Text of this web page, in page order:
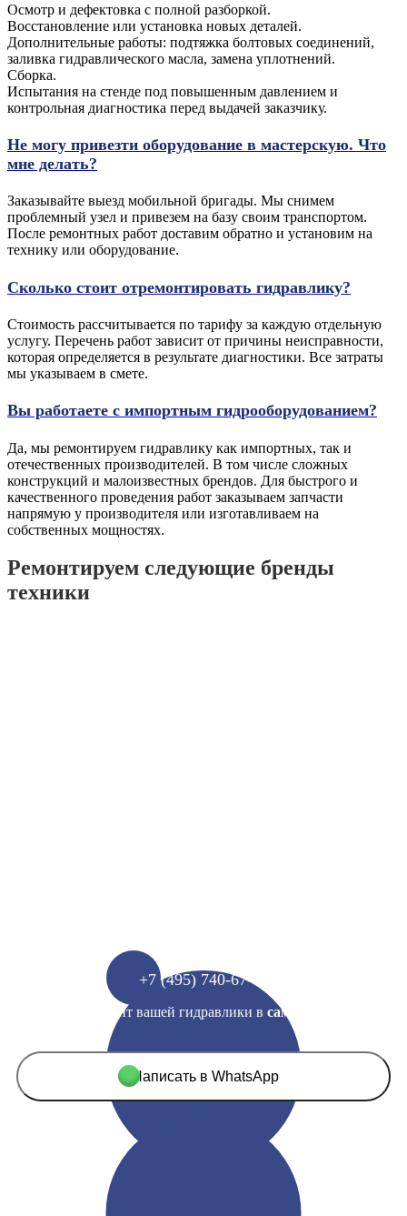
Осмотр и дефектовка с полной разборкой.
Восстановление или установка новых деталей.
Дополнительные работы: подтяжка болтовых соединений,
заливка гидравлического масла, замена уплотнений.
Сборка.
Испытания на стенде под повышенным давлением и
контрольная диагностика перед выдачей заказчику.
Не могу привезти оборудование в мастерскую. Что
мне делать?
Заказывайте выезд мобильной бригады. Мы снимем
проблемный узел и привезем на базу своим транспортом.
После ремонтных работ доставим обратно и установим на
технику или оборудование.
Сколько стоит отремонтировать гидравлику?
Стоимость рассчитывается по тарифу за каждую отдельную
услугу. Перечень работ зависит от причины неисправности,
которая определяется в результате диагностики. Все затраты
мы указываем в смете.
Вы работаете с импортным гидрооборудованием?
Да, мы ремонтируем гидравлику как импортных, так и
отечественных производителей. В том числе сложных
конструкций и малоизвестных брендов. Для быстрого и
качественного проведения работ заказываем запчасти
напрямую у производителя или изготавливаем на
собственных мощностях.
Ремонтируем следующие бренды
техники
+7 (495) 740-67-60
Выполним ремонт вашей гидравлики в самые сжатые
Написать в WhatsApp